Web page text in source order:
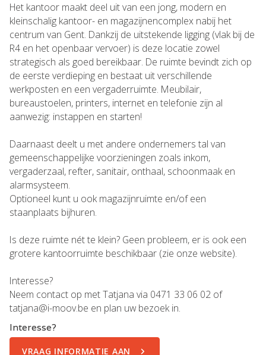
Het kantoor maakt deel uit van een jong, modern en
kleinschalig kantoor- en magazijnencomplex nabij het
centrum van Gent. Dankzij de uitstekende ligging (vlak bij de
R4 en het openbaar vervoer) is deze locatie zowel
strategisch als goed bereikbaar. De ruimte bevindt zich op
de eerste verdieping en bestaat uit verschillende
werkposten en een vergaderruimte. Meubilair,
bureaustoelen, printers, internet en telefonie zijn al
aanwezig: instappen en starten!
Daarnaast deelt u met andere ondernemers tal van
gemeenschappelijke voorzieningen zoals inkom,
vergaderzaal, refter, sanitair, onthaal, schoonmaak en
alarmsysteem.
Optioneel kunt u ook magazijnruimte en/of een
staanplaats bijhuren.
Is deze ruimte nét te klein? Geen probleem, er is ook een
grotere kantoorruimte beschikbaar (zie onze website).
Interesse?
Neem contact op met Tatjana via 0471 33 06 02 of
tatjana@i-moov.be en plan uw bezoek in.
Interesse?
VRAAG INFORMATIE AAN